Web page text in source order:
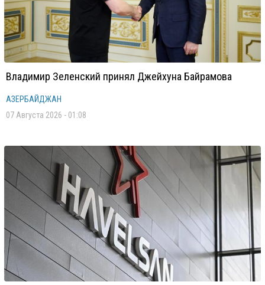
Владимир Зеленский принял Джейхуна Байрамова
АЗЕРБАЙДЖАН
07 Августа 2026 - 01:08